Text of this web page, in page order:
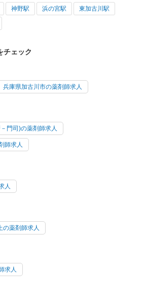
神野駅 浜の宮駅 東加古川駅
チェック
兵庫県加古川市の薬剤師求人
門司)の薬剤師求人
師求人
人
の薬剤師求人
求人